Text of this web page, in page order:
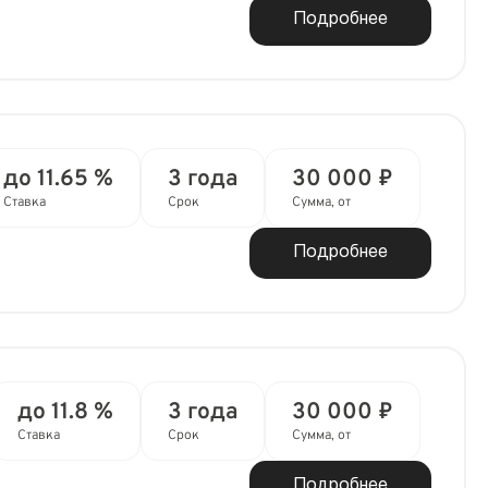
Подробнее
до 11.65 %
Ставка
3 года
Срок
30 000 ₽
Сумма, от
Подробнее
до 11.8 %
Ставка
3 года
Срок
30 000 ₽
Сумма, от